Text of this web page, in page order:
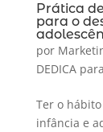
Prática
para o
por
DEDICA
Ter o
infância e